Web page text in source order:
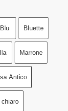
Blu Bluette
Marrone
Antico
chiaro